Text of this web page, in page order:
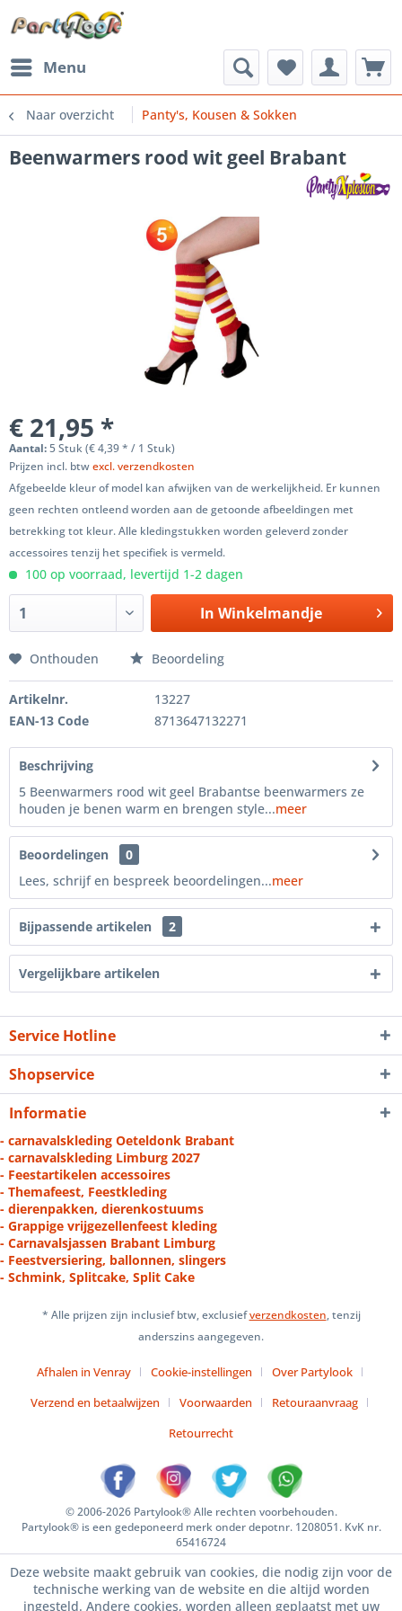
Menu
Naar overzicht Panty's, Kousen & Sokken
Beenwarmers rood wit geel Brabant
€ 21,95 *
Aantal:5 Stuk (€ 4,39 * / 1 Stuk)
Prijzen incl. btwexcl. verzendkosten
Afgebeelde kleur of model kan afwijken van de werkelijkheid. Er kunnen
geen rechten ontleend worden aan de getoonde afbeeldingen met
betrekking tot kleur. Alle kledingstukken worden geleverd zonder
accessoires tenzij het specifiek is vermeld.
100 op voorraad, levertijd 1-2 dagen
In Winkelmandje
Onthouden Beoordeling
Artikelnr.
13227
EAN-13 Code
8713647132271
Beschrijving
5 Beenwarmers rood wit geel Brabantse beenwarmers ze
houden je benen warm en brengen style...meer
Beoordelingen
0
Lees, schrijf en bespreek beoordelingen...meer
Bijpassende artikelen 2
Vergelijkbare artikelen
Service Hotline
Shopservice
Informatie
- carnavalskleding Oeteldonk Brabant
- carnavalskleding Limburg 2027
- Feestartikelen accessoires
- Themafeest, Feestkleding
- dierenpakken, dierenkostuums
- Grappige vrijgezellenfeest kleding
- Carnavalsjassen Brabant Limburg
- Feestversiering, ballonnen, slingers
- Schmink, Splitcake, Split Cake
* Alle prijzen zijn inclusief btw, exclusiefverzendkosten, tenzij
anderszins aangegeven.
Afhalen in Venray Cookie-instellingen
Over Partylook
Verzend en betaalwijzen
Voorwaarden
Retouraanvraag
Retourrecht
© 2006-2026 Partylook® Alle rechten voorbehouden.
Partylook® is een gedeponeerd merk onder depotnr. 1208051. KvK nr.
65416724
Deze website maakt gebruik van cookies, die nodig zijn voor de
technische werking van de website en die altijd worden
ingesteld. Andere cookies, worden alleen geplaatst met uw